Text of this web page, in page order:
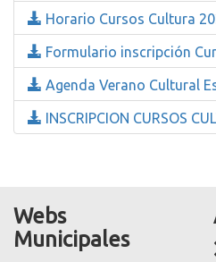
Horario Cursos Cultura
Formulario inscripción
Agenda Verano Cultural
INSCRIPCION CURSOS
Webs
Municipales